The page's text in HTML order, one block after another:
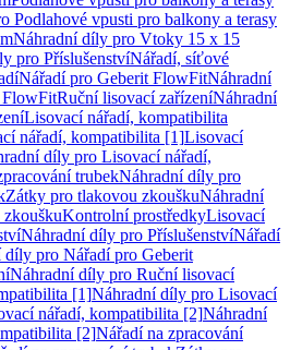
Podlahové vpusti pro balkony a terasy
Náhradní díly pro Vtoky 15 x 15
pro PříslušenstvíNářadí, síťové
Nářadí pro Geberit FlowFitNáhradní
FlowFitRuční lisovací zařízeníNáhradní
Lisovací nářadí, kompatibilita
nářadí, kompatibilita [1]Lisovací
díly pro Lisovací nářadí,
trubekNáhradní díly pro
Zátky pro tlakovou zkouškuNáhradní
Kontrolní prostředkyLisovací
Náhradní díly pro PříslušenstvíNářadí
díly pro Nářadí pro Geberit
Náhradní díly pro Ruční lisovací
[1]Náhradní díly pro Lisovací
nářadí, kompatibilita [2]Náhradní
[2]Nářadí na zpracování